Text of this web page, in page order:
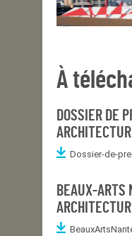
À
DOSSIER DE
Dossier-de-
BEAUX-ARTS